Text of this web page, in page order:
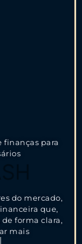
finanças para
do mercado,
que,
forma clara,
mais